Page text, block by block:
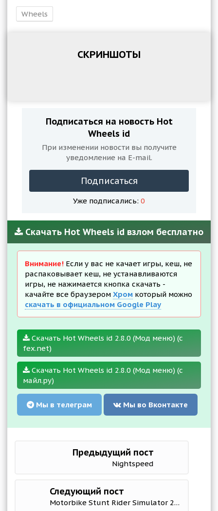
Wheels
СКРИНШОТЫ
Подписаться на новость Hot
Wheels id
При изменении новости вы получите
уведомление на E-mail.
Подписаться
Уже подписались: 0
Скачать Hot Wheels id взлом бесплатно
Внимание! Если у вас не качает игры, кеш, не
распаковывает кеш, не устанавливаются
игры, не нажимается кнопка скачать -
качайте все браузером Хром который можно
скачать в официальном Google Play
Скачать Hot Wheels id 2.8.0 (Мод меню) (с
fex.net)
Скачать Hot Wheels id 2.8.0 (Мод меню) (с
майл.ру)
Мы в телеграм Мы во Вконтакте
Предыдущий пост
Nightspeed
Следующий пост
Motorbike Stunt Rider Simulator 2020